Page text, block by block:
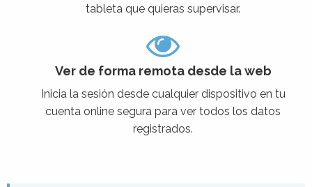
tableta que quieras supervisar.
Ver de forma remota desde la web
Inicia la sesión desde cualquier dispositivo en tu
cuenta online segura para ver todos los datos
registrados.